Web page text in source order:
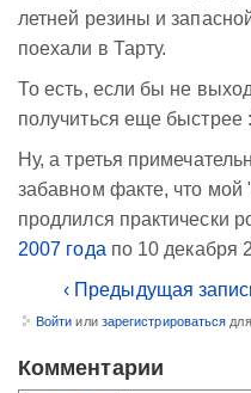
летней резины и
поехали в Тарту.
То есть, если бы не
получиться еще быстрее
Ну, а третья
забавном факте, что
продлился практически
2007 года по 10 декабря
‹ Предыдущая
Войти или зарегистрироваться
Комментарии